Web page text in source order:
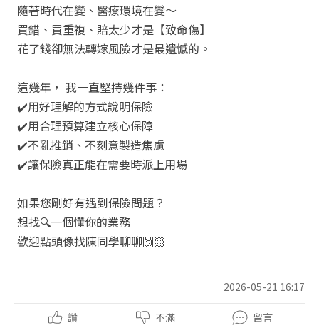
隨著時代在變、醫療環境在變～
買錯、買重複、賠太少才是【致命傷】
花了錢卻無法轉嫁風險才是最遺憾的。
這幾年， 我一直堅持幾件事：
✔️用好理解的方式說明保險
✔️用合理預算建立核心保障
✔️不亂推銷、不刻意製造焦慮
✔️讓保險真正能在需要時派上用場
如果您剛好有遇到保險問題？
想找🔍一個懂你的業務
歡迎點頭像找陳同學聊聊🙌🏻
2026-05-21 16:17
讚 不滿 留言